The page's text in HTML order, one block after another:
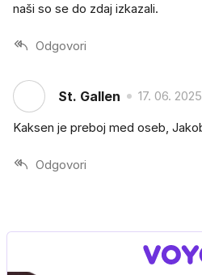
naši so se do zdaj izkazali.
Odgovori
St. Gallen 17. 06.
Kaksen je preboj med oseb,
Odgovori